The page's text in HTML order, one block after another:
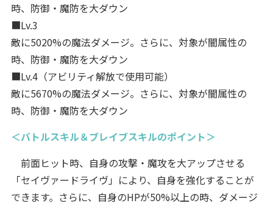
時、防御・魔防を大ダウン
■Lv.3
敵に5020%の魔法ダメージ。さらに、対象が闇属性の
時、防御・魔防を大ダウン
■Lv.4（アビリティ解放で使用可能）
敵に5670%の魔法ダメージ。さらに、対象が闇属性の
時、防御・魔防を大ダウン
＜バトルスキル＆ブレイブスキルのポイント＞
前面ヒット時、自身の攻撃・魔攻を大アップさせる
「セイヴァードライヴ」により、自身を強化することが
できます。さらに、自身のHPが50%以上の時、ダメージ